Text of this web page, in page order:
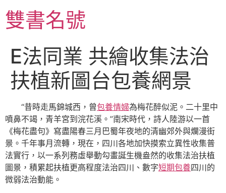
至
主雙書名號
E法同業 共繪收集法治
扶植新圖台包養網景
“昔時走馬錦城西，曾包養情婦為梅花醉似泥。二十里中
噴鼻不竭，青羊宮到浣花溪。”南宋時代，詩人陸游以一首
《梅花盡句》寫盡陽春三月巴蜀年夜地的清幽郊外與爛漫街
景。千年事月流轉，現在，四川各地加快摸索立異性收集普
法實行，以一系列務虛舉動勾畫誕生機盎然的收集法治扶植
圖景，積累起扶植更高程度法治四川、數字短期包養四川的
微弱法治動能。